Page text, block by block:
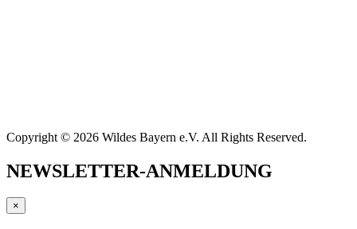
Copyright © 2026 Wildes Bayern e.V. All Rights Reserved.
NEWSLETTER-ANMELDUNG
×